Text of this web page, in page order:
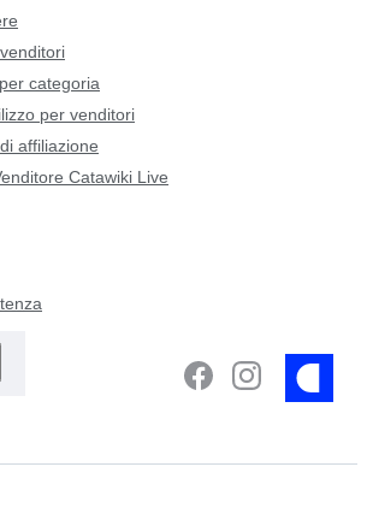
categoria
per venditori
affiliazione
Catawiki Live